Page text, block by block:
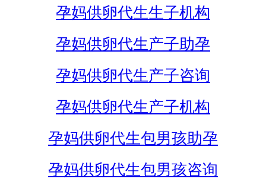
孕妈供卵代生生子机构
孕妈供卵代生产子助孕
孕妈供卵代生产子咨询
孕妈供卵代生产子机构
孕妈供卵代生包男孩助孕
孕妈供卵代生包男孩咨询